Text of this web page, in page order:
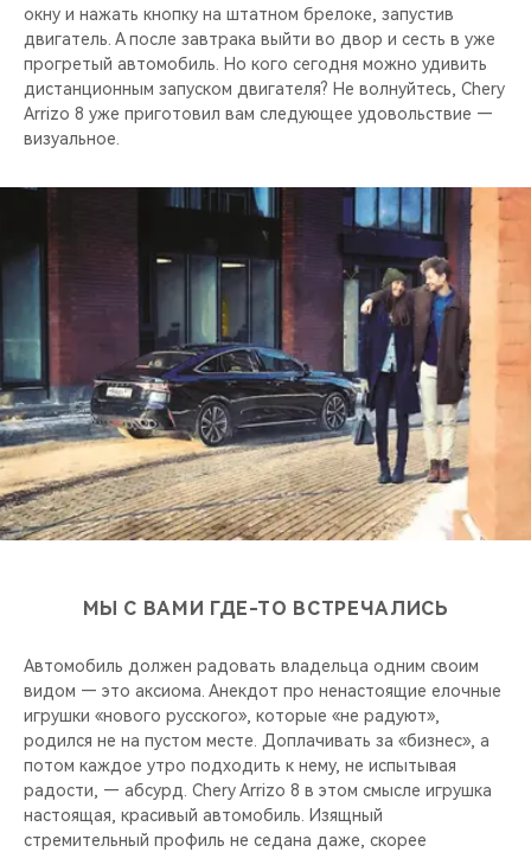
окну и нажать кнопку на штатном брелоке, запустив
двигатель. А после завтрака выйти во двор и сесть в уже
прогретый автомобиль. Но кого сегодня можно удивить
дистанционным запуском двигателя? Не волнуйтесь, Chery
Arrizo 8 уже приготовил вам следующее удовольствие —
визуальное.
МЫ С ВАМИ ГДЕ-ТО ВСТРЕЧАЛИСЬ
Автомобиль должен радовать владельца одним своим
видом — это аксиома. Анекдот про ненастоящие елочные
игрушки «нового русского», которые «не радуют»,
родился не на пустом месте. Доплачивать за «бизнес», а
потом каждое утро подходить к нему, не испытывая
радости, — абсурд. Chery Arrizo 8 в этом смысле игрушка
настоящая, красивый автомобиль. Изящный
стремительный профиль не седана даже, скорее